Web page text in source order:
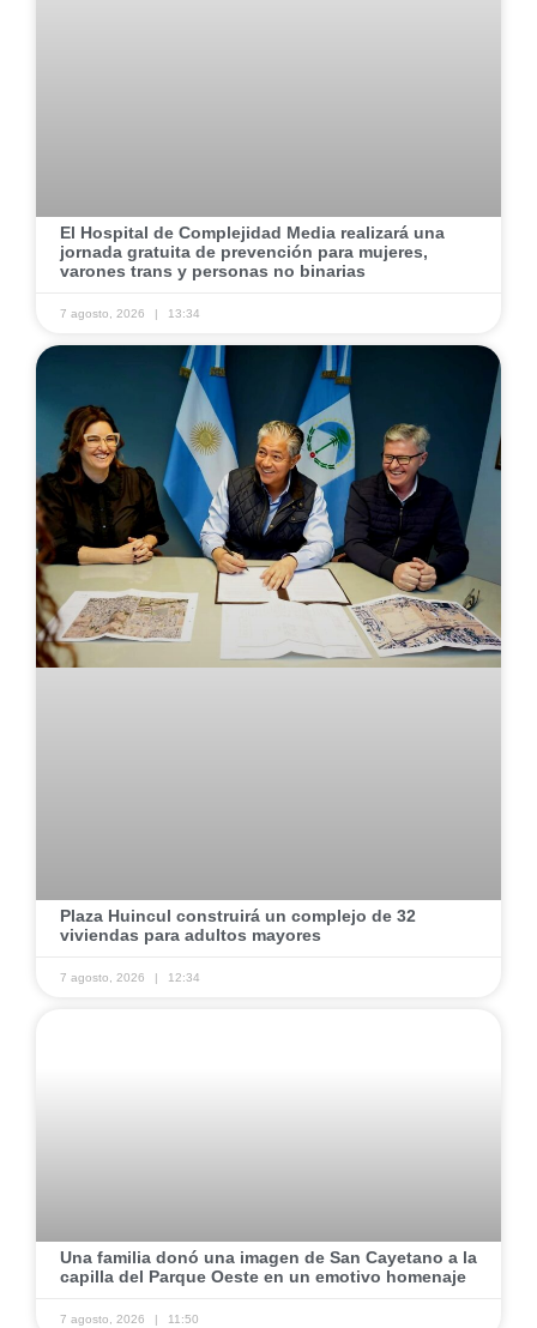
El Hospital de Complejidad Media realizará una
jornada gratuita de prevención para mujeres,
varones trans y personas no binarias
7 agosto, 2026 13:34
Plaza Huincul construirá un complejo de 32
viviendas para adultos mayores
7 agosto, 2026 12:34
Una familia donó una imagen de San Cayetano a la
capilla del Parque Oeste en un emotivo homenaje
7 agosto, 2026 11:50